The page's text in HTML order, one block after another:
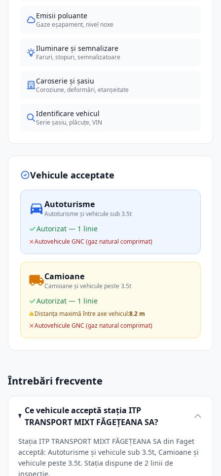
Emisii poluante
Gaze eșapament, nivel noxe
Iluminare și semnalizare
Faruri, stopuri, semnalizatoare
Caroserie și șasiu
Coroziune, deformări, etanșeitate
Identificare vehicul
Serie șasiu, plăcuțe, VIN
Vehicule acceptate
Autoturisme
Autoturisme și vehicule sub 3.5t
Autorizat — 1 linie
Autovehicule GNC (gaz natural comprimat)
Camioane
Camioane și vehicule peste 3.5t
Autorizat — 1 linie
Distanța maximă între axe vehicul:8.2 m
Autovehicule GNC (gaz natural comprimat)
Întrebări frecvente
Ce vehicule acceptă stația ITP
TRANSPORT MIXT FĂGEŢEANA SA?
Stația ITP TRANSPORT MIXT FĂGEŢEANA SA din Faget
acceptă: Autoturisme și vehicule sub 3.5t, Camioane și
vehicule peste 3.5t. Stația dispune de 2 linii de
inspecție.